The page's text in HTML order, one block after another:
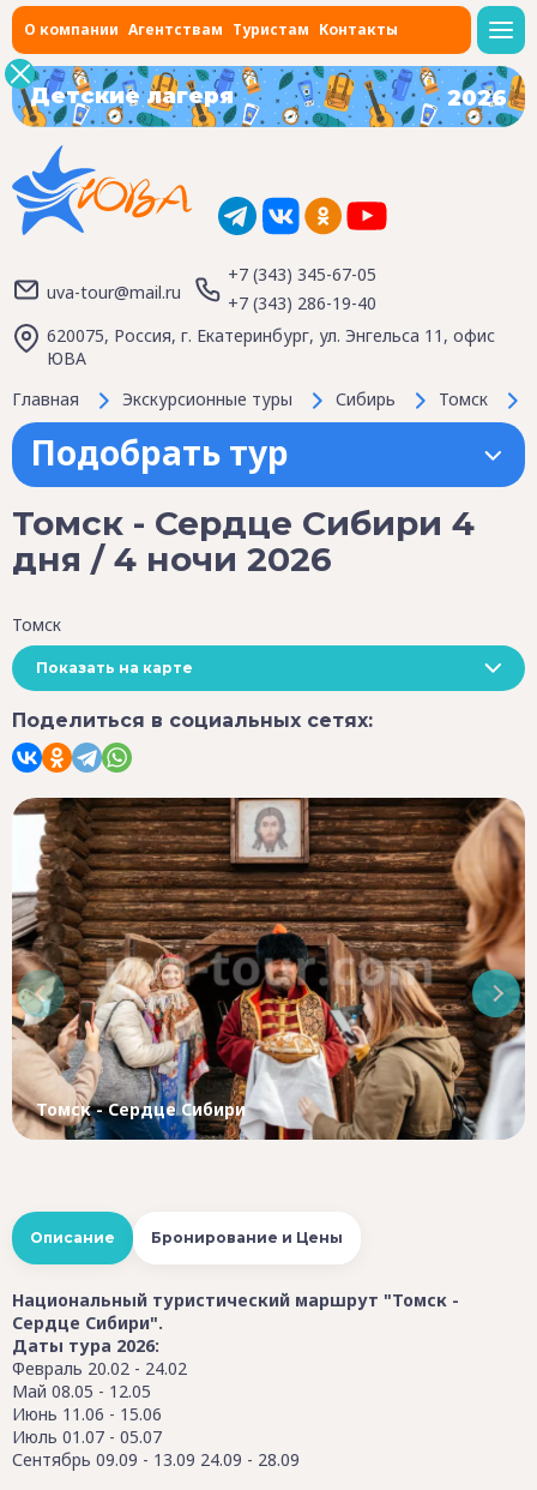
О компании Агентствам Туристам Контакты
Детские лагеря 2026
uva-tour@mail.ru
+7 (343) 345-67-05
+7 (343) 286-19-40
620075, Россия, г. Екатеринбург, ул. Энгельса 11, офис
ЮВА
Главная
Экскурсионные туры Сибирь Томск
Подобрать тур
Томск - Сердце Сибири 4
дня / 4 ночи 2026
Томск
Показать на карте
Поделиться в социальных сетях:
Томск - Сердце Сибири
Описание Бронирование и Цены
Национальный туристический маршрут "Томск -
Сердце Сибири".
Даты тура 2026:
Февраль 20.02 - 24.02
Май 08.05 - 12.05
Июнь 11.06 - 15.06
Июль 01.07 - 05.07
Сентябрь 09.09 - 13.09 24.09 - 28.09